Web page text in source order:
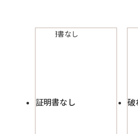
証明書なし 破